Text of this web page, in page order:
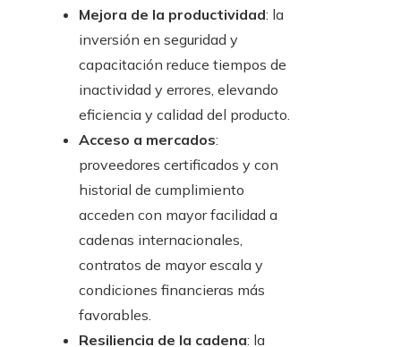
Mejora de la productividad: la
inversión en seguridad y
capacitación reduce tiempos de
inactividad y errores, elevando
eficiencia y calidad del producto.
Acceso a mercados:
proveedores certificados y con
historial de cumplimiento
acceden con mayor facilidad a
cadenas internacionales,
contratos de mayor escala y
condiciones financieras más
favorables.
Resiliencia de la cadena: la